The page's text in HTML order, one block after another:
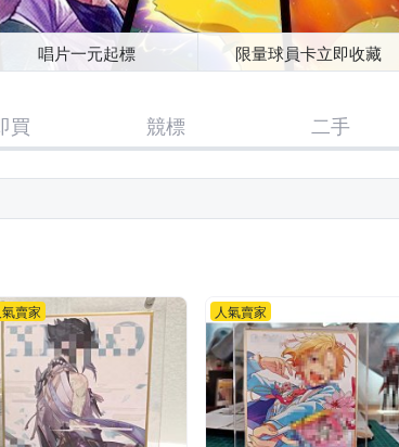
唱片一元起標 限量球員卡立即收藏
買 競標 二手
氣賣家 人氣賣家